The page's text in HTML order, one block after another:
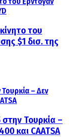
του
$1 δισ. της
στην Τουρκία –
και CAATSA